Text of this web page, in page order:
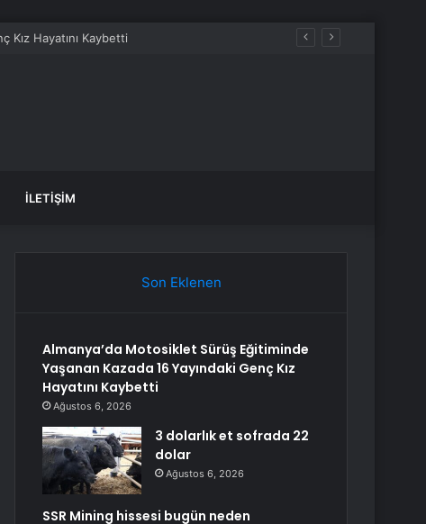
İLETIŞIM
Son Eklenen
Almanya’da Motosiklet Sürüş Eğitiminde
Yaşanan Kazada 16 Yayındaki Genç Kız
Hayatını Kaybetti
Ağustos 6, 2026
3 dolarlık et sofrada 22
dolar
Ağustos 6, 2026
SSR Mining hissesi bugün neden